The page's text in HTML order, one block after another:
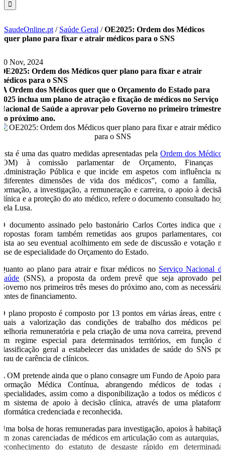
SaudeOnline.pt / Saúde Geral /OE2025: Ordem dos Médicos
quer plano para fixar e atrair médicos para o SNS
20 Nov, 2024
OE2025: Ordem dos Médicos quer plano para fixar e atrair
médicos para o SNS
A Ordem dos Médicos quer que o Orçamento do Estado para
2025 inclua um plano de atração e fixação de médicos no Serviço
Nacional de Saúde a aprovar pelo Governo no primeiro trimestre
do próximo ano.
Esta é uma das quatro medidas apresentadas pela Ordem dos Médicos
(OM) à comissão parlamentar de Orçamento, Finanças e
Administração Pública e que incide em aspetos com influência nas
“diferentes dimensões de vida dos médicos”, como a família, a
formação, a investigação, a remuneração e carreira, o apoio à decisão
clínica e a proteção do ato médico, refere o documento consultado hoje
pela Lusa.
O documento assinado pelo bastonário Carlos Cortes indica que as
propostas foram também remetidas aos grupos parlamentares, com
vista ao seu eventual acolhimento em sede de discussão e votação na
fase de especialidade do Orçamento do Estado.
Quanto ao plano para atrair e fixar médicos no Serviço Nacional de
Saúde (SNS), a proposta da ordem prevê que seja aprovado pelo
Governo nos primeiros três meses do próximo ano, com as necessárias
fontes de financiamento.
O plano proposto é composto por 13 pontos em várias áreas, entre os
quais a valorização das condições de trabalho dos médicos pela
melhoria remuneratória e pela criação de uma nova carreira, prevendo
um regime especial para determinados territórios, em função de
classificação geral a estabelecer das unidades de saúde do SNS por
grau de carência de clínicos.
A OM pretende ainda que o plano consagre um Fundo de Apoio para a
Formação Médica Contínua, abrangendo médicos de todas as
especialidades, assim como a disponibilização a todos os médicos de
um sistema de apoio à decisão clínica, através de uma plataforma
informática credenciada e reconhecida.
Uma bolsa de horas remuneradas para investigação, apoios à habitação
em zonas carenciadas de médicos em articulação com as autarquias, o
reconhecimento do estatuto de desgaste rápido em determinadas